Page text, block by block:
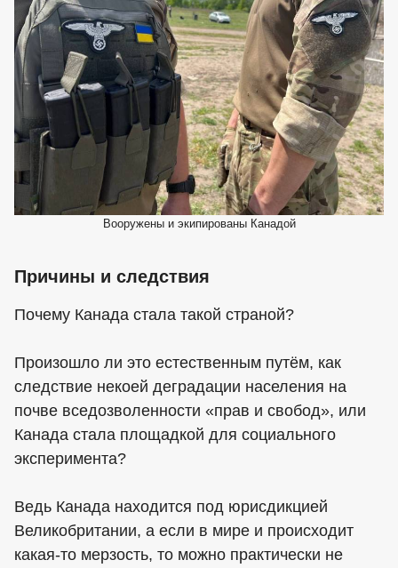
Вооружены и экипированы Канадой
Причины и следствия
Почему Канада стала такой страной?
Произошло ли это естественным путём, как
следствие некоей деградации населения на
почве вседозволенности «прав и свобод», или
Канада стала площадкой для социального
эксперимента?
Ведь Канада находится под юрисдикцией
Великобритании, а если в мире и происходит
какая-то мерзость, то можно практически не